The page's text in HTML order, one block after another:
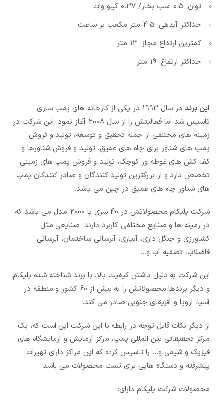
توان: 0.5 اسب بخار/ 0.37 کیلو وات
حداکثر آبدهی: 4.5 متر مکعب بر ساعت
کمترین ارتفاع مجاز: 13 متر
حداکثر ارتفاع: 19 متر
این برند
در سال 1993 در یکی از کارخانه های پمپ سازی
تاسیس شد اما فعالیتش را از سال 2008 آغاز نمود. این شرکت در
زمینه های مختلفی از جمله تحقیق و توسعه، تولید و فروش
پمپ های شناور برای چاه های عمیق، تولید و فروش شناورها و
کف کش های غوطه ور کوچک، تولید و فروش پمپ های زمینی
تخصص دارد و از بزرگترین تولید کنندگان و صادر کنندگان پمپ
های شناور چاه های عمیق در چین می باشد.
شرکت پلیکام محصولاتش در 40 سری با 2000 مدل می باشد که
در زمینه ها و صنایع مختلفی کاربرد دارند؛ صنایعی مثل
کشاورزی و جنگل داری، آبیاری، آبرسانی ساختمان، آبرسانی
فاضلاب، تصفیه آب و…
این شرکت به دلیل داشتن کیفیت بالا، با برند شناخته شده پلیکام
و دیگر برندها محصولاتش را به بیش از 60 کشور و منطقه در
آسیا، اروپا و آفریقای جنوبی صادر می کند.
از دیگر نکات قابل توجه در رابطه با این شرکت این است که، یک
مرکز تحقیقاتی بین المللی پمپ، مرکز آزمایش و آزمایشگاه های
فیزیک و شیمی و… را تاسیس کرده که این مراکز دارای تهیزات
پیشرفته و دستگاه هایی برای تست محصولات می باشد.
محصولات شرکت پلیکام دارای: